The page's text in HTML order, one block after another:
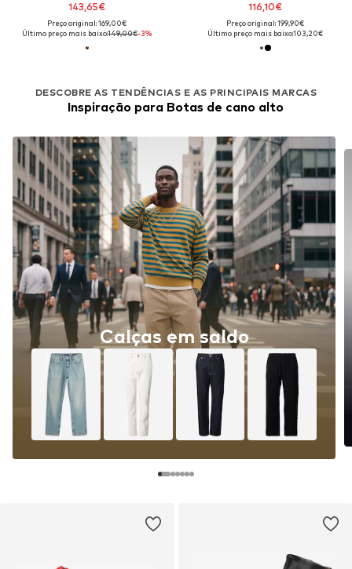
143,65€
Preço original: 169,00€
Último preço mais baixo:149,00€-3%
116,10€
Preço original: 199,90€
Último preço mais baixo:103,20€
DESCOBRE AS TENDÊNCIAS E AS PRINCIPAIS MARCAS
Inspiração para Botas de cano alto
Calças em saldo